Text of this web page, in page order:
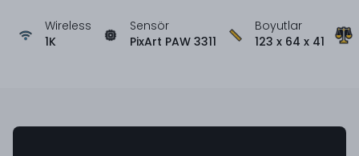
Wireless
1K
Sensör
PixArt PAW 3311
Boyutlar
123 x 64 x 41